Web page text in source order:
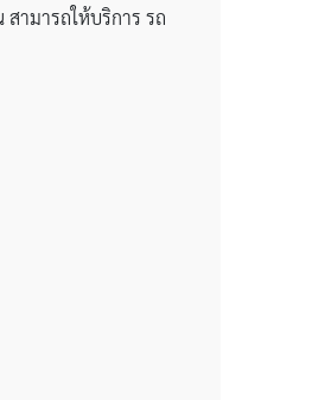
ามารถให้บริการ รถ